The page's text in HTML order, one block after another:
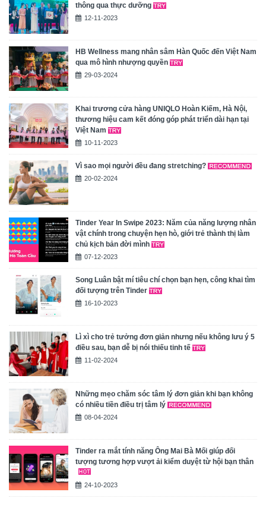
thông qua thực dưỡng
12-11-2023
HB Wellness mang nhân sâm Hàn Quốc đến Việt Nam
qua mô hình nhượng quyền
29-03-2024
Khai trương cửa hàng UNIQLO Hoàn Kiếm, Hà Nội,
thương hiệu cam kết đóng góp phát triển dài hạn tại
Việt Nam
10-11-2023
Vì sao mọi người đều đang stretching?
20-02-2024
Tinder Year In Swipe 2023: Năm của năng lượng nhân
vật chính trong chuyện hẹn hò, giới trẻ thành thị làm
chủ kịch bản đời mình
07-12-2023
Song Luân bật mí tiêu chí chọn bạn hẹn, công khai tìm
đối tượng trên Tinder
16-10-2023
Lì xì cho trẻ tưởng đơn giản nhưng nếu không lưu ý 5
điều sau, bạn dễ bị nói thiếu tinh tế
11-02-2024
Những mẹo chăm sóc tâm lý đơn giản khi bạn không
có nhiều tiền điều trị tâm lý
08-04-2024
Tinder ra mắt tính năng Ông Mai Bà Mối giúp đối
tượng tương hợp vượt ải kiểm duyệt từ hội bạn thân
24-10-2023